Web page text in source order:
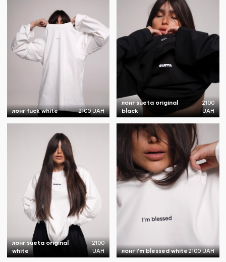
лонг fuck white 2100 UAH
лонг sueta original
black
2100
UAH
лонг sueta original
white
2100
UAH
лонг i’m blessed white2100 UAH